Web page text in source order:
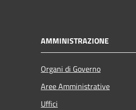
AMMINISTRAZIONE
Organi di Governo
Aree Amministrative
Uffici